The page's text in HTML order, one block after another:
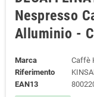
Nespresso
Alluminio -
Marca
Caffè
Riferimento
EAN13